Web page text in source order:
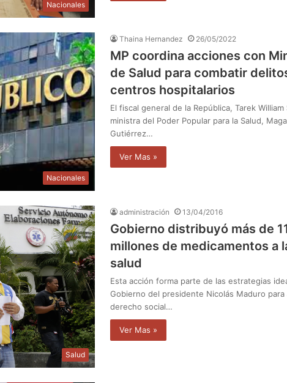
Nacionales
Nacionales
Thaina Hernandez 26/05/2022
MP coordina acciones con
de Salud para combatir
centros hospitalarios
El fiscal general de la República, Tarek William
ministra del Poder Popular para la Salud,
Gutiérrez…
Ver Mas »
Salud
administración 13/04/2016
Gobierno distribuyó más de
millones de medicamentos a
salud
Esta acción forma parte de las estrategias
Gobierno del presidente Nicolás Maduro para
derecho social…
Ver Mas »